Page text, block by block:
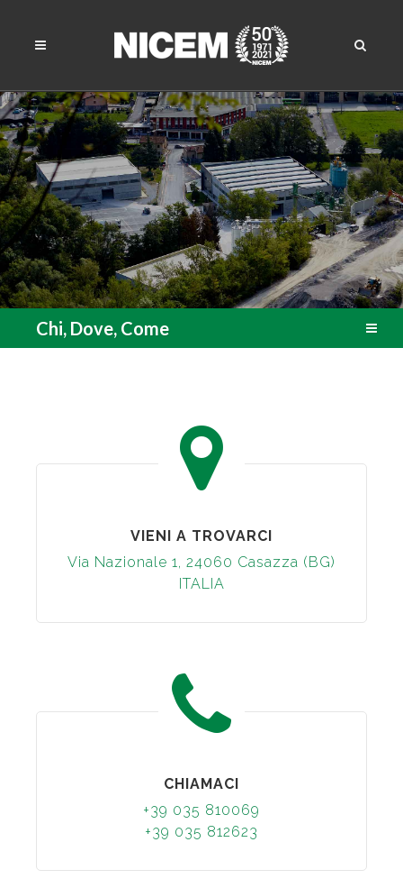
Chi, Dove, Come
VIENI A TROVARCI
Via Nazionale 1, 24060 Casazza (BG)
ITALIA
CHIAMACI
+39 035 810069
+39 035 812623